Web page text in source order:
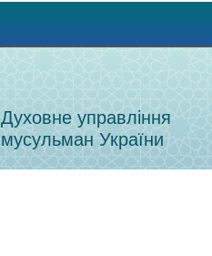
Духовне управління
мусульман України